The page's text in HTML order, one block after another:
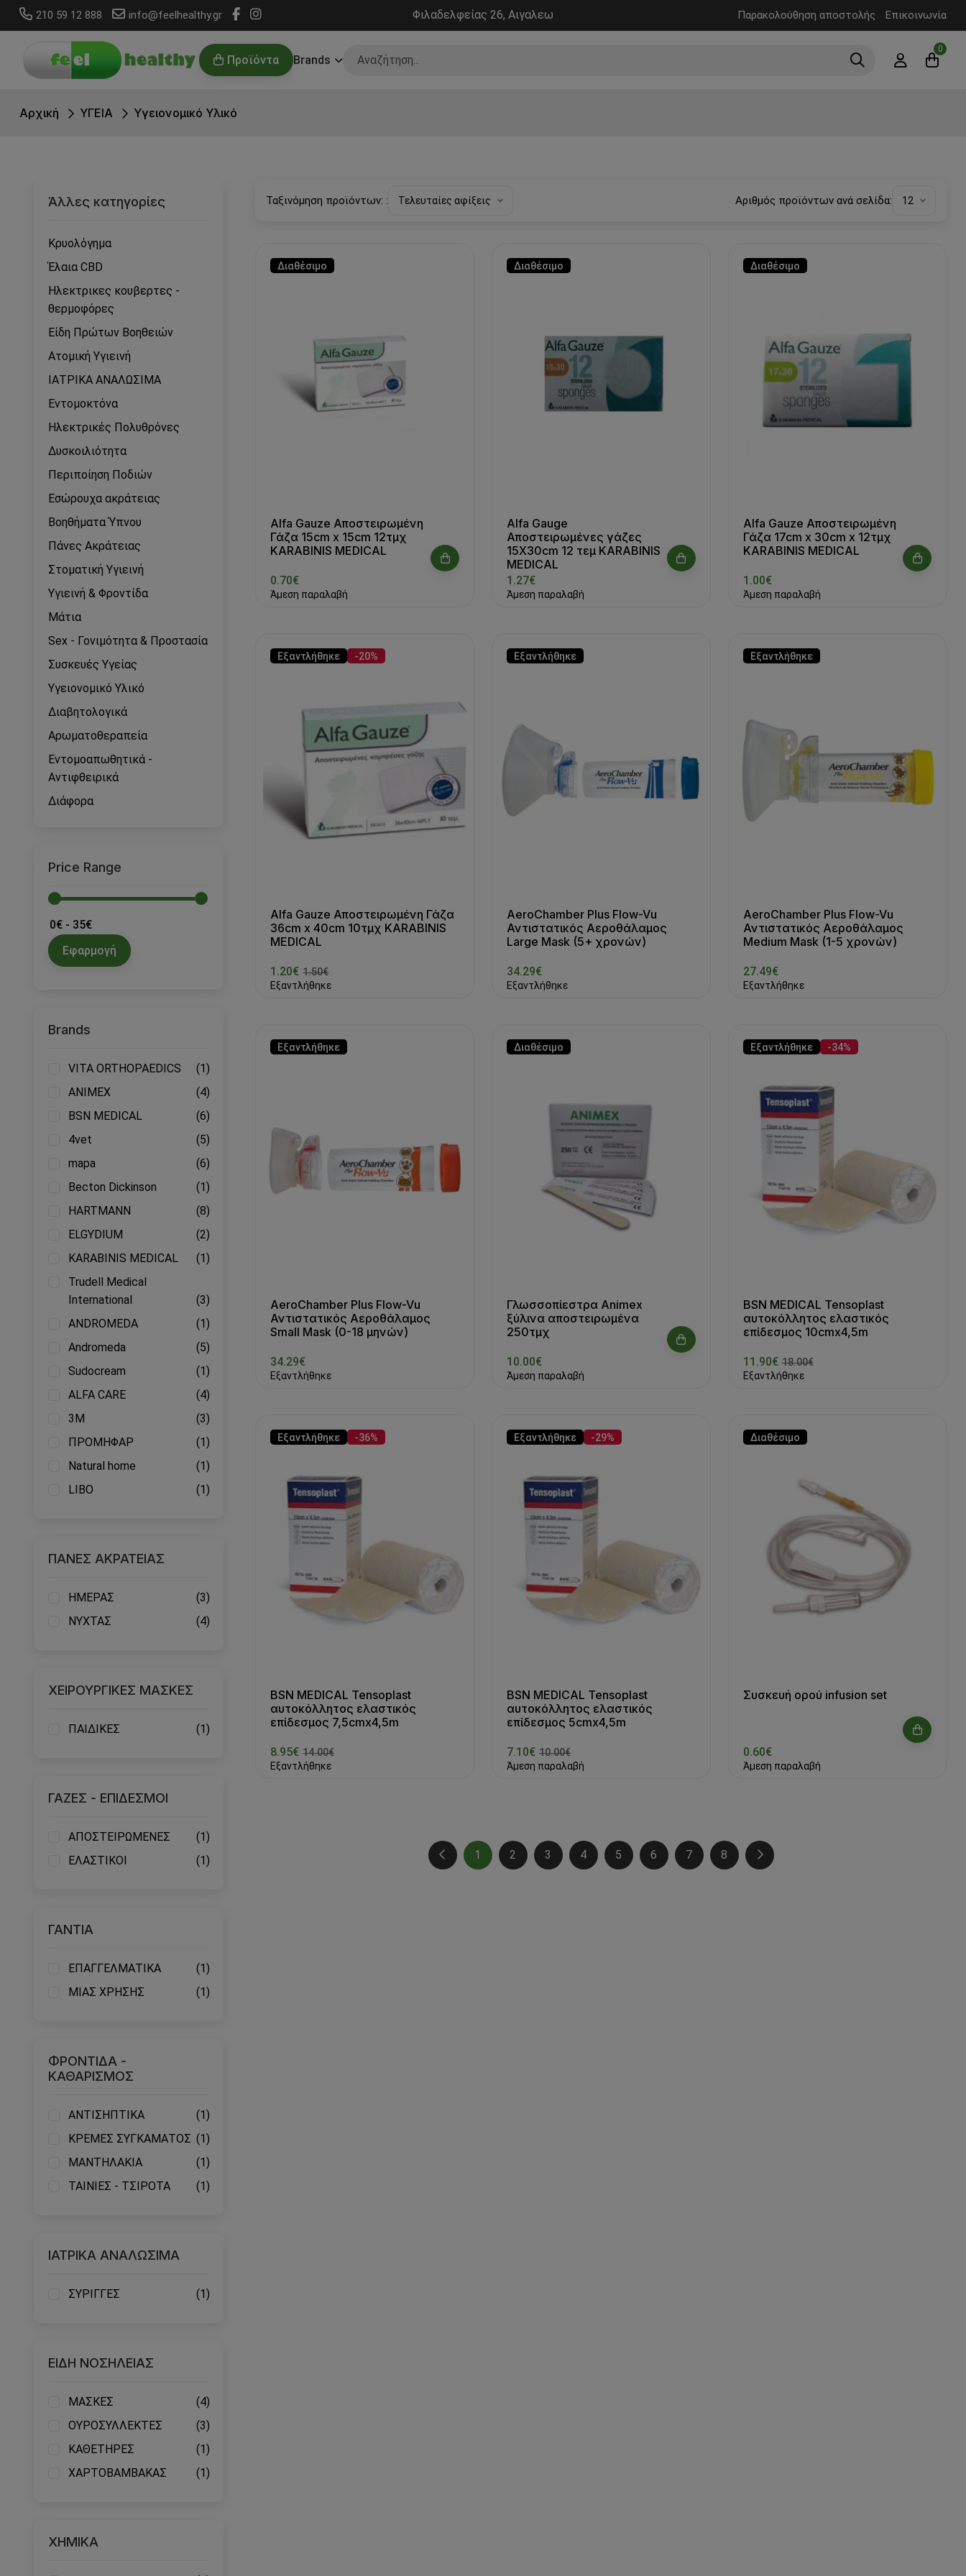
210 59 12 888 info@feelhealthy.gr Φιλαδελφείας 26, Αιγαλεω Παρακολούθηση αποστολής Επικοινωνία
Προϊόντα Brands
0
Αρχική ΥΓΕΙΑ Υγειονομικό Υλικό
Ταξινόμηση προϊόντων: : Τελευταίες αφίξεις Αριθμός προϊόντων ανά σελίδα: 12
Διαθέσιμο
Alfa Gauze Αποστειρωμένη
Γάζα 15cm x 15cm 12τμχ
KARABINIS MEDICAL
0.70€
Άμεση παραλαβή
Διαθέσιμο
Alfa Gauge
Αποστειρωμένες γάζες
15X30cm 12 τεμ KARABINIS
MEDICAL
1.27€
Άμεση παραλαβή
Διαθέσιμο
Alfa Gauze Αποστειρωμένη
Γάζα 17cm x 30cm x 12τμχ
KARABINIS MEDICAL
1.00€
Άμεση παραλαβή
Εξαντλήθηκε -20%
Alfa Gauze Αποστειρωμένη Γάζα
36cm x 40cm 10τμχ KARABINIS
MEDICAL
1.20€ 1.50€
Εξαντλήθηκε
Εξαντλήθηκε
AeroChamber Plus Flow-Vu
Αντιστατικός Αεροθάλαμος
Large Mask (5+ χρονών)
34.29€
Εξαντλήθηκε
Εξαντλήθηκε
AeroChamber Plus Flow-Vu
Αντιστατικός Αεροθάλαμος
Medium Mask (1-5 χρονών)
27.49€
Εξαντλήθηκε
Εξαντλήθηκε
AeroChamber Plus Flow-Vu
Αντιστατικός Αεροθάλαμος
Small Mask (0-18 μηνών)
34.29€
Εξαντλήθηκε
Διαθέσιμο
Γλωσσοπίεστρα Animex
ξύλινα αποστειρωμένα
250τμχ
10.00€
Άμεση παραλαβή
Εξαντλήθηκε -34%
BSN MEDICAL Tensoplast
αυτοκόλλητος ελαστικός
επίδεσμος 10cmx4,5m
11.90€ 18.00€
Εξαντλήθηκε
Εξαντλήθηκε -36%
BSN MEDICAL Tensoplast
αυτοκόλλητος ελαστικός
επίδεσμος 7,5cmx4,5m
8.95€ 14.00€
Εξαντλήθηκε
Εξαντλήθηκε -29%
BSN MEDICAL Tensoplast
αυτοκόλλητος ελαστικός
επίδεσμος 5cmx4,5m
7.10€ 10.00€
Άμεση παραλαβή
Διαθέσιμο
Συσκευή ορού infusion set
0.60€
Άμεση παραλαβή
1 2 3 4 5 6 7 8
Άλλες κατηγορίες
Κρυολόγημα
Έλαια CBD
Ηλεκτρικες κουβερτες -
θερμοφόρες
Είδη Πρώτων Βοηθειών
Ατομική Υγιεινή
ΙΑΤΡΙΚΑ ΑΝΑΛΩΣΙΜΑ
Εντομοκτόνα
Ηλεκτρικές Πολυθρόνες
Δυσκοιλιότητα
Περιποίηση Ποδιών
Εσώρουχα ακράτειας
Βοηθήματα Ύπνου
Πάνες Ακράτειας
Στοματική Υγιεινή
Υγιεινή & Φροντίδα
Μάτια
Sex - Γονιμότητα & Προστασία
Συσκευές Υγείας
Υγειονομικό Υλικό
Διαβητολογικά
Αρωματοθεραπεία
Εντομοαπωθητικά -
Αντιφθειρικά
Διάφορα
Price Range
Εφαρμογή
Brands
VITA ORTHOPAEDICS
(1)
ANIMEX
(4)
BSN MEDICAL
(6)
4vet
(5)
mapa
(6)
Becton Dickinson
(1)
HARTMANN
(8)
ELGYDIUM
(2)
KARABINIS MEDICAL
(1)
Trudell Medical
International
(3)
ANDROMEDA
(1)
Andromeda
(5)
Sudocream
(1)
ALFA CARE
(4)
3M
(3)
ΠΡΟΜΗΦΑΡ
(1)
Natural home
(1)
LIBO
(1)
ΠΑΝΕΣ ΑΚΡΑΤΕΙΑΣ
ΗΜΕΡΑΣ
(3)
ΝΥΧΤΑΣ
(4)
ΧΕΙΡΟΥΡΓΙΚΕΣ ΜΑΣΚΕΣ
ΠΑΙΔΙΚΕΣ (1)
ΓΑΖΕΣ - ΕΠΙΔΕΣΜΟΙ
ΑΠΟΣΤΕΙΡΩΜΕΝΕΣ
(1)
ΕΛΑΣΤΙΚΟΙ
(1)
ΓΑΝΤΙΑ
ΕΠΑΓΓΕΛΜΑΤΙΚΑ
(1)
ΜΙΑΣ ΧΡΗΣΗΣ
(1)
ΦΡΟΝΤΙΔΑ -
ΚΑΘΑΡΙΣΜΟΣ
ΑΝΤΙΣΗΠΤΙΚΑ
(1)
ΚΡΕΜΕΣ ΣΥΓΚΑΜΑΤΟΣ (1)
ΜΑΝΤΗΛΑΚΙΑ
(1)
ΤΑΙΝΙΕΣ - ΤΣΙΡΟΤΑ
(1)
ΙΑΤΡΙΚΑ ΑΝΑΛΩΣΙΜΑ
ΣΥΡΙΓΓΕΣ (1)
ΕΙΔΗ ΝΟΣΗΛΕΙΑΣ
ΜΑΣΚΕΣ
(4)
ΟΥΡΟΣΥΛΛΕΚΤΕΣ
(3)
ΚΑΘΕΤΗΡΕΣ
(1)
ΧΑΡΤΟΒΑΜΒΑΚΑΣ
(1)
ΧΗΜΙΚΑ